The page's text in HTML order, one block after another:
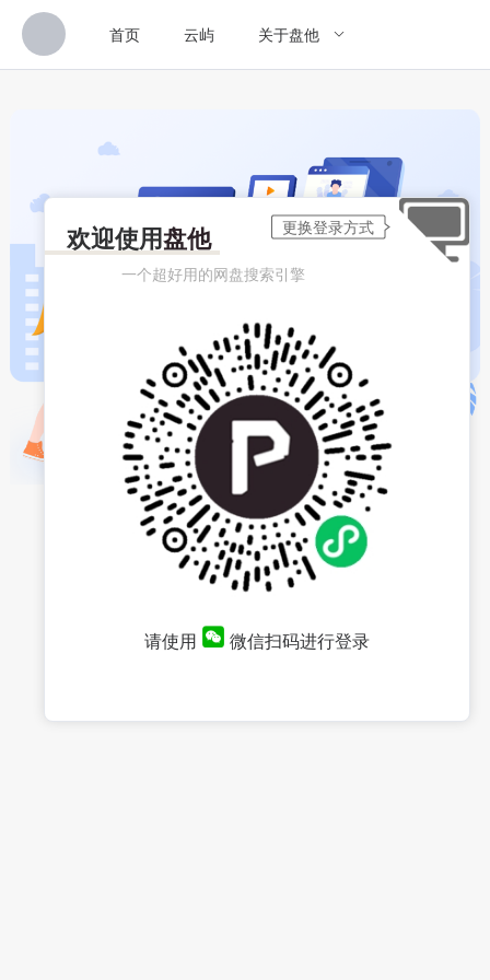
首页 云屿 关于盘他
欢迎使用盘他
一个超好用的网盘搜索引擎
请使用 微信扫码进行登录